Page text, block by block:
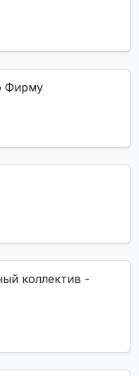
Фирму
коллектив -